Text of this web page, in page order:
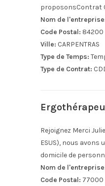
proposonsContrat
Nom de
Code Postal: 84200
Ville: CARPENTRAS
Type de Temps:
Type de Contrat:
Rejoignez Merci
ESUS), nous
domicile de
Nom de
Code Postal: 77000